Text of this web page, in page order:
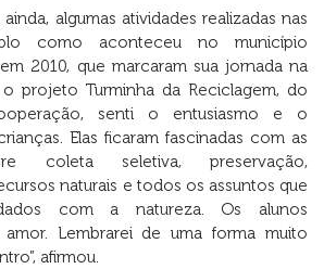
algumas atividades realizadas nas
como aconteceu no município
2010, que marcaram sua jornada na
o projeto Turminha da Reciclagem, do
senti o entusiasmo e o
Elas ficaram fascinadas com as
coleta seletiva, preservação,
naturais e todos os assuntos que
com a natureza. Os alunos
amor. Lembrarei de uma forma muito
afirmou.